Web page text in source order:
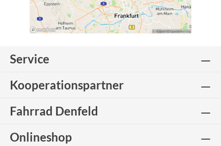
Service
Kooperationspartner
Fahrrad Denfeld
Onlineshop